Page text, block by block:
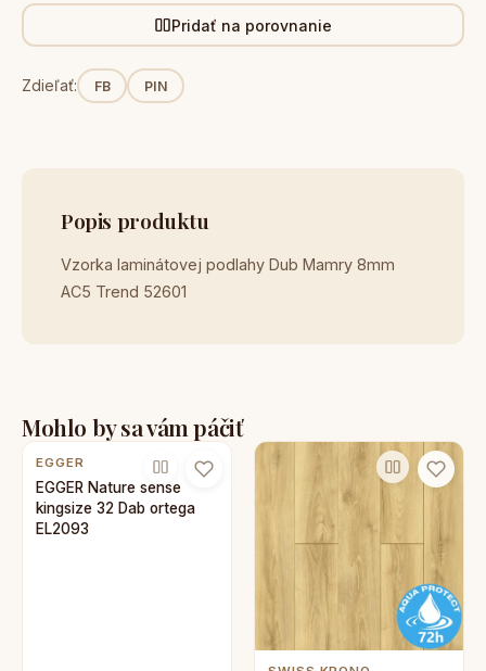
Pridať na porovnanie
Zdieľať: FB PIN
Popis produktu
Vzorka laminátovej podlahy Dub Mamry 8mm
AC5 Trend 52601
Mohlo by sa vám páčiť
EGGER
EGGER Nature sense
kingsize 32 Dab ortega
EL2093